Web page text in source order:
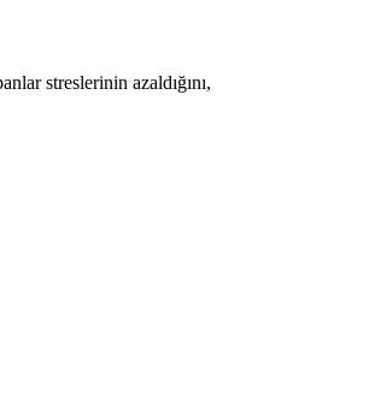
streslerinin azaldığını,